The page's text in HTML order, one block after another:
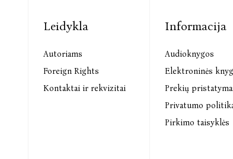
Leidykla
Autoriams
Foreign Rights
Kontaktai ir rekvizitai
Informacija
Audioknygos
Elektroninės
Prekių
Privatumo
Pirkimo taisyklės